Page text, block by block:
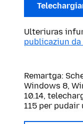
Ulteriuras
publicaziun da
Remartga:
Windows 8,
10.14,
115 per